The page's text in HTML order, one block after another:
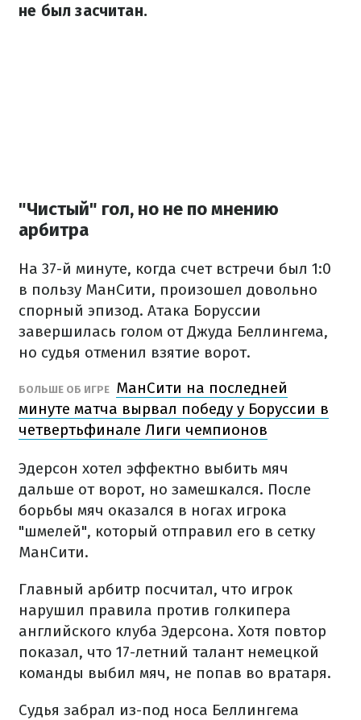
не был засчитан.
"Чистый" гол, но не по мнению
арбитра
На 37-й минуте, когда счет встречи был 1:0
в пользу МанСити, произошел довольно
спорный эпизод. Атака Боруссии
завершилась голом от Джуда Беллингема,
но судья отменил взятие ворот.
БОЛЬШЕ ОБ ИГРЕ МанСити на последней
минуте матча вырвал победу у Боруссии в
четвертьфинале Лиги чемпионов
Эдерсон хотел эффектно выбить мяч
дальше от ворот, но замешкался. После
борьбы мяч оказался в ногах игрока
"шмелей", который отправил его в сетку
МанСити.
Главный арбитр посчитал, что игрок
нарушил правила против голкипера
английского клуба Эдерсона. Хотя повтор
показал, что 17-летний талант немецкой
команды выбил мяч, не попав во вратаря.
Судья забрал из-под носа Беллингема